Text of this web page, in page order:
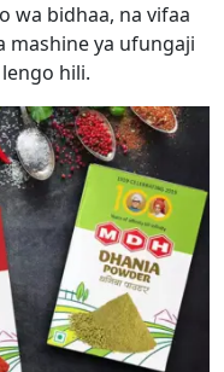
wa bidhaa, na vifaa
mashine ya ufungaji
hili.